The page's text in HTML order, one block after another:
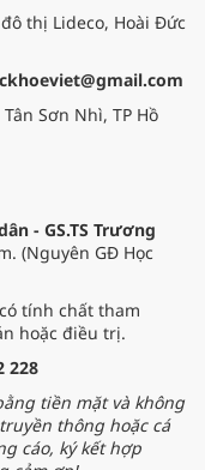
thị Lideco, Hoài Đức
Sơn Nhì, TP Hồ
- GS.TS Trương
(Nguyên GĐ Học
tính chất tham
hoặc điều trị.
228
tiền mặt và không
thông hoặc cá
cáo, ký kết hợp